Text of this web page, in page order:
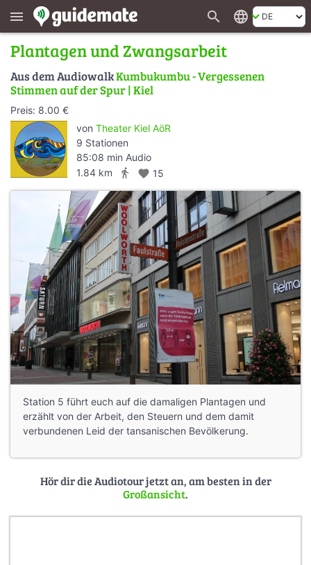
menu search language
Plantagen und Zwangsarbeit
Aus dem AudiowalkKumbukumbu - Vergessenen
Stimmen auf der Spur | Kiel
Preis: 8.00 €
von Theater Kiel AöR
9 Stationen
85:08 min Audio
1.84 km
directions_walk favorite 15
Station 5 führt euch auf die damaligen Plantagen und
erzählt von der Arbeit, den Steuern und dem damit
verbundenen Leid der tansanischen Bevölkerung.
Hör dir die Audiotour jetzt an, am besten in der
Großansicht.